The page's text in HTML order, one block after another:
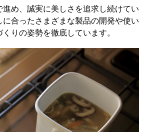
め、誠実に美しさを追求し続けてい
に合ったさまざまな製品の開発や使い
りの姿勢を徹底しています。